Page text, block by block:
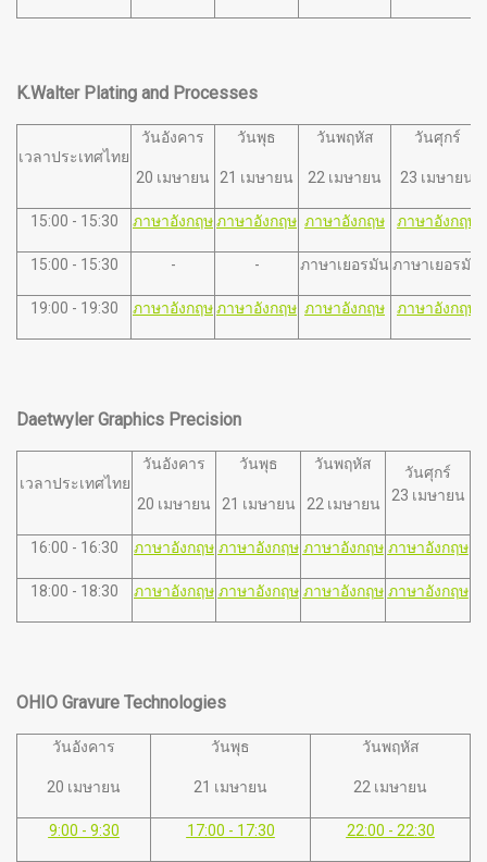
K.Walter Plating and Processes
เวลาประเทศไทย
วันอังคาร
20 เมษายน
วันพุธ
21 เมษายน
วันพฤหัส
22 เมษายน
วันศุกร์
23 เมษายน
15:00 - 15:30 ภาษาอังกฤษภาษาอังกฤษ ภาษาอังกฤษ ภาษาอังกฤษ
15:00 - 15:30 - - ภาษาเยอรมัน ภาษาเยอรมัน
19:00 - 19:30 ภาษาอังกฤษภาษาอังกฤษ ภาษาอังกฤษ ภาษาอังกฤษ
Daetwyler Graphics Precision
เวลาประเทศไทย
วันอังคาร
20 เมษายน
วันพุธ
21 เมษายน
วันพฤหัส
22 เมษายน
วันศุกร์
23 เมษายน
16:00 - 16:30 ภาษาอังกฤษ ภาษาอังกฤษ ภาษาอังกฤษ ภาษาอังกฤษ
18:00 - 18:30 ภาษาอังกฤษ ภาษาอังกฤษ ภาษาอังกฤษ ภาษาอังกฤษ
OHIO Gravure Technologies
วันอังคาร
20 เมษายน
วันพุธ
21 เมษายน
วันพฤหัส
22 เมษายน
9:00 - 9:30 17:00 - 17:30 22:00 - 22:30